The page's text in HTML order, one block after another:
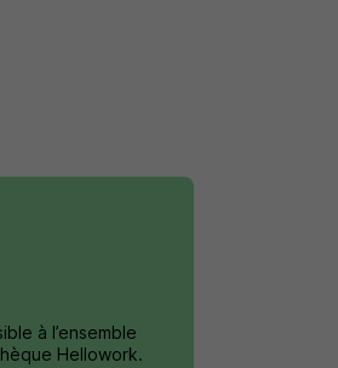
à l’ensemble
Hellowork.